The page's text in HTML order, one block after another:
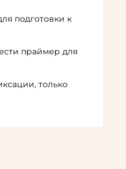
подготовки к
праймер для
только